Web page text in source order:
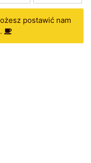
postawić nam